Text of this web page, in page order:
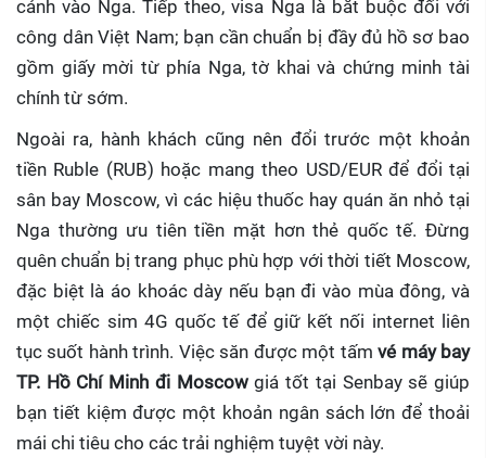
cảnh vào Nga. Tiếp theo, visa Nga là bắt buộc đối với
công dân Việt Nam; bạn cần chuẩn bị đầy đủ hồ sơ bao
gồm giấy mời từ phía Nga, tờ khai và chứng minh tài
chính từ sớm.
Ngoài ra, hành khách cũng nên đổi trước một khoản
tiền Ruble (RUB) hoặc mang theo USD/EUR để đổi tại
sân bay Moscow, vì các hiệu thuốc hay quán ăn nhỏ tại
Nga thường ưu tiên tiền mặt hơn thẻ quốc tế. Đừng
quên chuẩn bị trang phục phù hợp với thời tiết Moscow,
đặc biệt là áo khoác dày nếu bạn đi vào mùa đông, và
một chiếc sim 4G quốc tế để giữ kết nối internet liên
tục suốt hành trình. Việc săn được một tấmvé máy bay
TP. Hồ Chí Minh đi Moscowgiá tốt tại Senbay sẽ giúp
bạn tiết kiệm được một khoản ngân sách lớn để thoải
mái chi tiêu cho các trải nghiệm tuyệt vời này.